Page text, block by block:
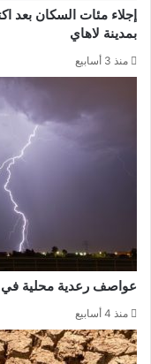
إجلاء مئات السكان
بمدينة لاهاي
منذ 3 أسابيع
عواصف رعدية محلية في
منذ 4 أسابيع